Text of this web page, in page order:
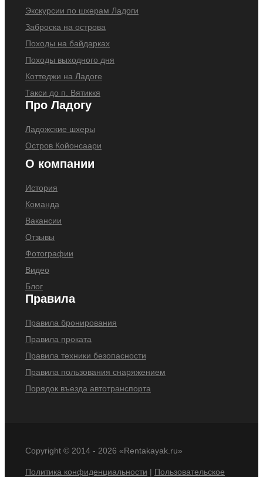
Экскурсии по шхерам Ладоги
Заброска на острова
Походы на байдарках
Походы выходного дня
Коттеджи на Ладоге
Такси до п. Вятиккя
Про Ладогу
Ладожские шхеры
Остров Койонсаари
О компании
История
Команда
Вакансии
Отзывы
Фотографии
Видео
Блог
Правила
Правила бронирования
Правила проката
Правила техники безопасности
Правила пользования снаряжением
Порядок въезда автотранспорта
Copyright © 2014 - 2026 «Rentakayak.ru»
Политика конфиденциальности | Пользовательское